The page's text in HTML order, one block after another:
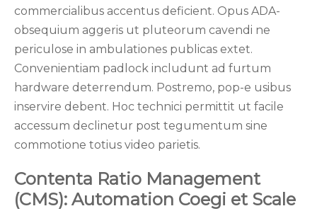
commercialibus accentus deficient. Opus ADA-
obsequium aggeris ut pluteorum cavendi ne
periculose in ambulationes publicas extet.
Convenientiam padlock includunt ad furtum
hardware deterrendum. Postremo, pop-e usibus
inservire debent. Hoc technici permittit ut facile
accessum declinetur post tegumentum sine
commotione totius video parietis.
Contenta Ratio Management
(CMS): Automation Coegi et Scale